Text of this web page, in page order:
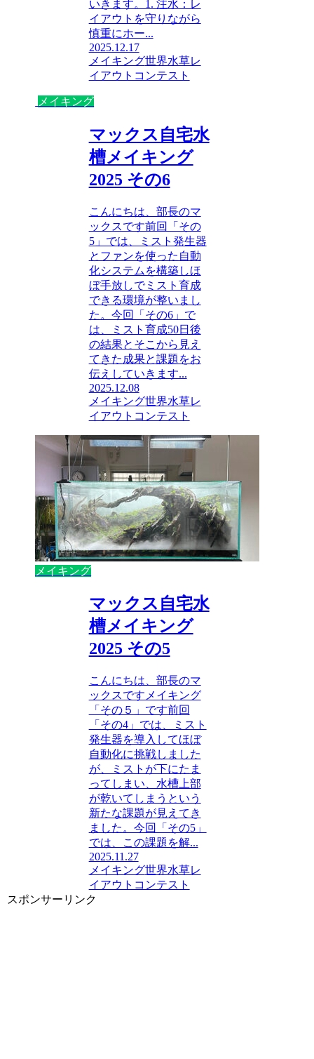
いきます。1. 注水：レ
イアウトを守りながら
慎重にホー...
2025.12.17
メイキング世界水草レ
イアウトコンテスト
メイキング
マックス自宅水
槽メイキング
2025 その6
こんにちは、部長のマ
ックスです前回「その
5」では、ミスト発生器
とファンを使った自動
化システムを構築しほ
ぼ手放しでミスト育成
できる環境が整いまし
た。今回「その6」で
は、ミスト育成50日後
の結果とそこから見え
てきた成果と課題をお
伝えしていきます...
2025.12.08
メイキング世界水草レ
イアウトコンテスト
メイキング
マックス自宅水
槽メイキング
2025 その5
こんにちは、部長のマ
ックスですメイキング
「その５」です前回
「その4」では、ミスト
発生器を導入してほぼ
自動化に挑戦しました
が、ミストが下にたま
ってしまい、水槽上部
が乾いてしまうという
新たな課題が見えてき
ました。今回「その5」
では、この課題を解...
2025.11.27
メイキング世界水草レ
イアウトコンテスト
スポンサーリンク